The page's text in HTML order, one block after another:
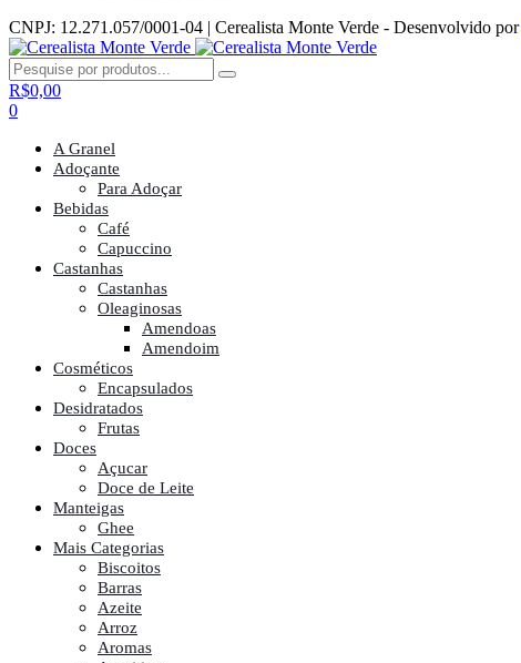
CNPJ: 12.271.057/0001-04 | Cerealista Monte Verde - Desenvolvido por
R$0,00
0
A Granel
Adoçante
Para Adoçar
Bebidas
Café
Capuccino
Castanhas
Castanhas
Oleaginosas
Amendoas
Amendoim
Cosméticos
Encapsulados
Desidratados
Frutas
Doces
Açucar
Doce de Leite
Manteigas
Ghee
Mais Categorias
Biscoitos
Barras
Azeite
Arroz
Aromas